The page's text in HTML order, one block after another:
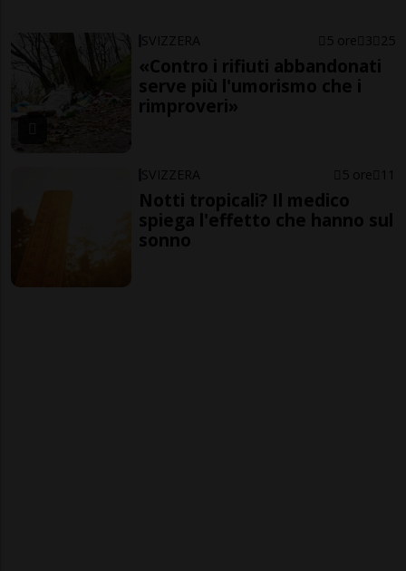
SVIZZERA 5 ore 3 25
«Contro i rifiuti abbandonati
serve più l'umorismo che i
rimproveri»
SVIZZERA 5 ore 11
Notti tropicali? Il medico
spiega l'effetto che hanno sul
sonno